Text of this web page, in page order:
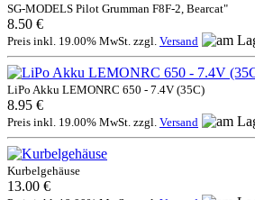
SG-MODELS Pilot Grumman F8F-2, Bearcat"
8.50 €
Preis inkl. 19.00% MwSt. zzgl. Versand
LiPo Akku LEMONRC 650 - 7.4V (35C)
8.95 €
Preis inkl. 19.00% MwSt. zzgl. Versand
Kurbelgehäuse
13.00 €